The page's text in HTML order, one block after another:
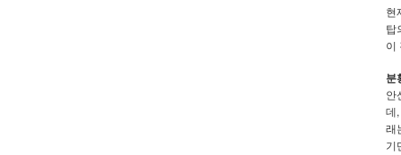
현
탑
이
분
안
데
래
기